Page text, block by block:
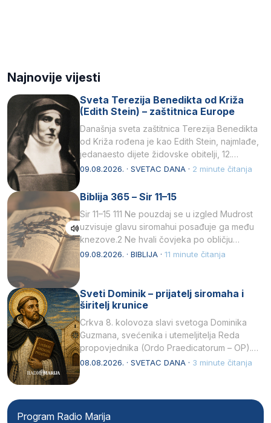
Najnovije vijesti
Sveta Terezija Benedikta od Križa
(Edith Stein) – zaštitnica Europe
Današnja sveta zaštitnica Terezija Benedikta
od Križa rođena je kao Edith Stein, najmlađe,
jedanaesto dijete židovske obitelji, 12.
listopada 1891, u Wrocławu…
09.08.2026. · SVETAC DANA · 2 minute čitanja
Biblija 365 – Sir 11–15
Sir 11–15 111 Ne pouzdaj se u izgled Mudrost
uzvisuje glavu siromahui posađuje ga među
knezove.2 Ne hvali čovjeka po obličju
njegovui…
09.08.2026. · BIBLIJA · 11 minute čitanja
Sveti Dominik – prijatelj siromaha i
širitelj krunice
Crkva 8. kolovoza slavi svetoga Dominika
Guzmana, svećenika i utemeljitelja Reda
propovjednika (Ordo Praedicatorum – OP).
Svojim životom, dubokom ljubavlju prema
08.08.2026. · SVETAC DANA · 3 minute čitanja
Program Radio Marija